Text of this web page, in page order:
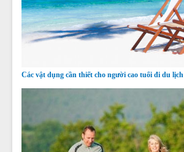
Các vật dụng cần thiết cho người cao tuổi đi du lịch